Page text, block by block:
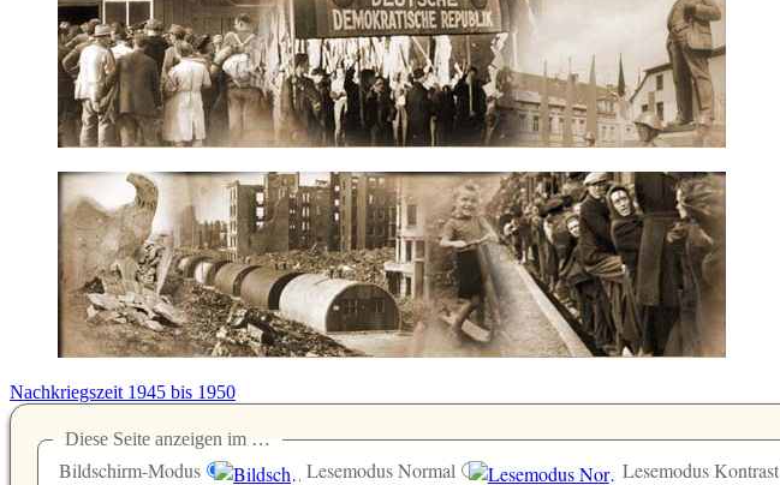
Nachkriegszeit 1945 bis 1950
Diese Seite anzeigen im …
Bildschirm-Modus Lesemodus Normal Lesemodus Kontrast